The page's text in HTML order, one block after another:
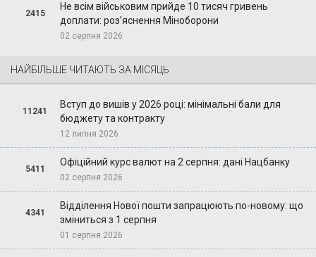
2415
Не всім військовим прийде 10 тисяч гривень
доплати: роз’яснення Міноборони
02 серпня 2026
НАЙБІЛЬШЕ ЧИТАЮТЬ ЗА МІСЯЦЬ
11241
Вступ до вишів у 2026 році: мінімальні бали для
бюджету та контракту
12 липня 2026
5411
Офіційний курс валют на 2 серпня: дані Нацбанку
02 серпня 2026
4341
Відділення Нової пошти запрацюють по-новому: що
зміниться з 1 серпня
01 серпня 2026